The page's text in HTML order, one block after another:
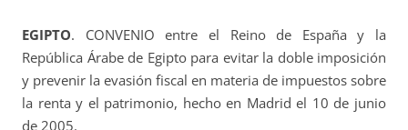
EGIPTO. CONVENIO entre el Reino de España y la
República Árabe de Egipto para evitar la doble imposición
y prevenir la evasión fiscal en materia de impuestos sobre
la renta y el patrimonio, hecho en Madrid el 10 de junio
de 2005.